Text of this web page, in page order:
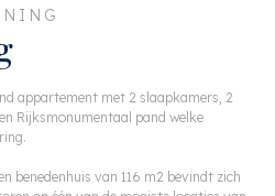
appartement met 2 slaapkamers, 2
Rijksmonumentaal pand welke
benedenhuis van 116 m2 bevindt zich